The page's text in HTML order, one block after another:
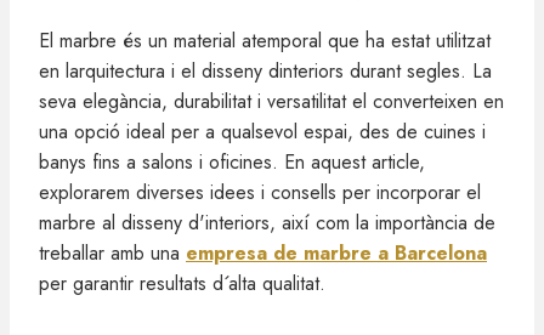
El marbre és un material atemporal que ha estat utilitzat
en larquitectura i el disseny dinteriors durant segles. La
seva elegància, durabilitat i versatilitat el converteixen en
una opció ideal per a qualsevol espai, des de cuines i
banys fins a salons i oficines. En aquest article,
explorarem diverses idees i consells per incorporar el
marbre al disseny d'interiors, així com la importància de
treballar amb una empresa de marbre a Barcelona
per garantir resultats d´alta qualitat.